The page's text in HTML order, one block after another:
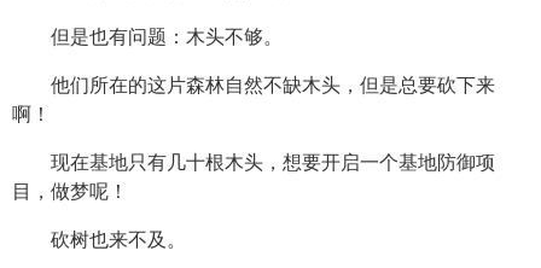
但是也有问题：木头不够。
他们所在的这片森林自然不缺木头，但是总要砍下来
啊！
现在基地只有几十根木头，想要开启一个基地防御项
目，做梦呢！
砍树也来不及。